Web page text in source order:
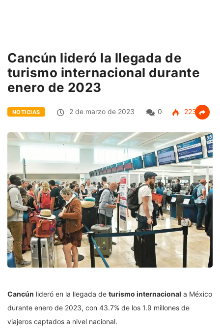
Cancún lideró la llegada de
turismo internacional durante
enero de 2023
NOTICIAS 2 de marzo de 2023 0 223
Cancún lideró en la llegada de turismo internacional a México
durante enero de 2023, con 43.7% de los 1.9 millones de
viajeros captados a nivel nacional.